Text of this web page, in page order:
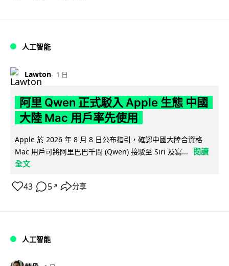
人工智能
Lawton 1 日
阿里 Qwen 正式駁入 Apple 生態 中國
大陸 Mac 用戶率先使用
Apple 於 2026 年 8 月 8 日公布指引，確認中國大陸合資格
Mac 用戶可將阿里巴巴千問 (Qwen) 接駁至 Siri 及寫...
閱讀
全文
43 5 ↗ 分享
人工智能